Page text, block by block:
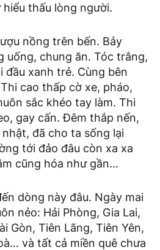
thấu lòng người.
nồng trên bến. Bảy
uống, chung ăn. Tóc trắng,
đầu xanh trẻ. Cùng bên
cao thấp cờ xe, pháo,
sắc khéo tay làm. Thi
gay cấn. Đêm thắp nến,
đã cho ta sống lại
tới đảo đâu còn xa xa
cũng hóa như gần…
dòng này đâu. Ngày mai
nẻo: Hải Phòng, Gia Lai,
Gòn, Tiên Lãng, Tiên Yên,
và tất cả miền quê chưa